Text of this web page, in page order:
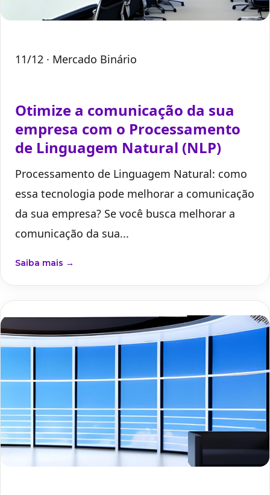
11/12 · Mercado Binário
Otimize a comunicação da sua
empresa com o Processamento
de Linguagem Natural (NLP)
Processamento de Linguagem Natural: como
essa tecnologia pode melhorar a comunicação
da sua empresa? Se você busca melhorar a
comunicação da sua...
Saiba mais →